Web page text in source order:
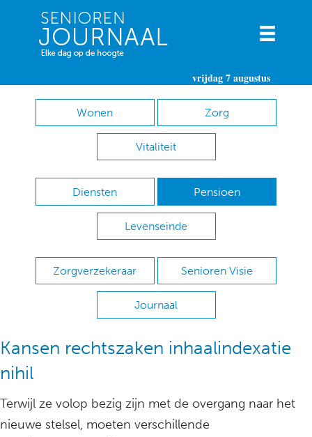
vrijdag 7 augustus
Wonen Zorg
Vitaliteit
Diensten Pensioen
Levenseinde
Zorgverzekeraar Senioren Visie
Journaal
Kansen rechtszaken inhaalindexatie
nihil
Terwijl ze volop bezig zijn met de overgang naar het
nieuwe stelsel, moeten verschillende